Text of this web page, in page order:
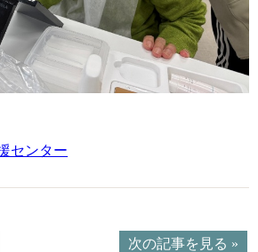
センター
次の記事を見る »